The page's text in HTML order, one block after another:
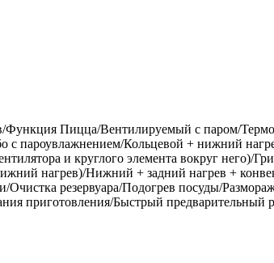
Пицца/Вентилируемый с паром/
с пароувлажнением/Кольцевой + нижний
и круглого элемента вокруг
нагрев)/Нижний + задний нагрев +
резервуара/Подогрев посуды/
приготовления/Быстрый предварительный